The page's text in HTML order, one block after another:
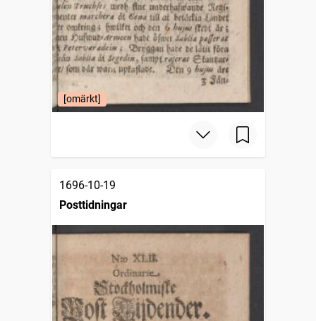
[omärkt]
1696-10-19
Posttidningar